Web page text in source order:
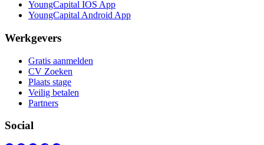
YoungCapital IOS App
YoungCapital Android App
Werkgevers
Gratis aanmelden
CV Zoeken
Plaats stage
Veilig betalen
Partners
Social